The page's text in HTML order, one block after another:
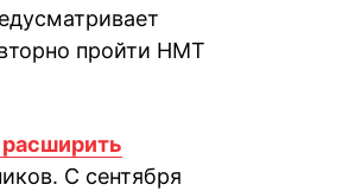
пройти НМТ
С сентября